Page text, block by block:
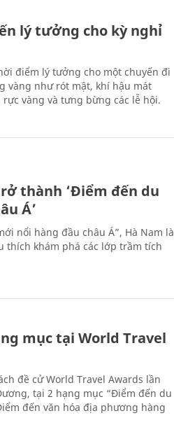
lý tưởng cho kỳ nghỉ
điểm lý tưởng cho một chuyến đi
vàng như rót mật, khí hậu mát
vàng và tưng bừng các lễ hội.
thành ‘Điểm đến du
Á’
nổi hàng đầu châu Á”, Hà Nam là
thích khám phá các lớp trầm tích
mục tại World Travel
đề cử World Travel Awards lần
tại 2 hạng mục “Điểm đến du
đến văn hóa địa phương hàng